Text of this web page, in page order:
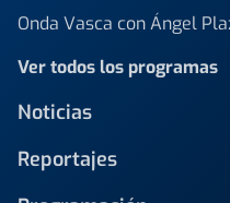
Onda Vasca con Ángel
Ver todos los programas
Noticias
Reportajes